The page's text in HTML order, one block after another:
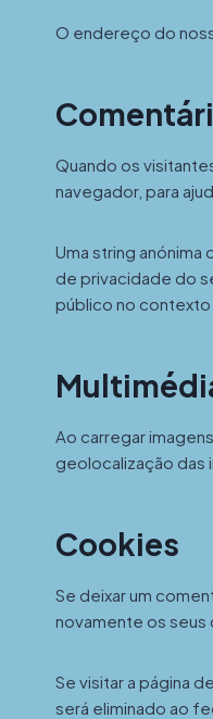
O endereço do
Quando os
navegador, para
Uma string
de privacidade do
público no contexto
Ao carregar
geolocalização das
Cookies
Se deixar um
novamente os seus
Se visitar a página
será eliminado ao